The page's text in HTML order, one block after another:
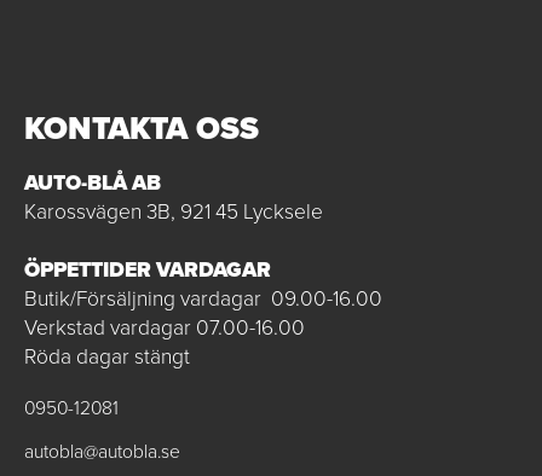
KONTAKTA OSS
AUTO-BLÅ AB
Karossvägen 3B, 921 45 Lycksele
ÖPPETTIDER VARDAGAR
Butik/Försäljning vardagar 09.00-16.00
Verkstad vardagar 07.00-16.00
Röda dagar stängt
0950-12081
autobla@autobla.se